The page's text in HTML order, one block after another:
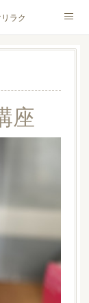
リラクゼーション
座／介護アロマ講座
厚木校
座